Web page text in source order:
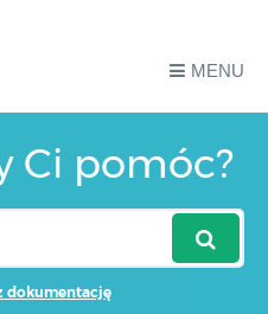
MENU
Ci pomóc?
dokumentację